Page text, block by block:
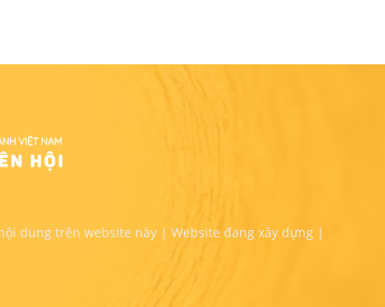
dung trên website này | Website đang xây dựng |